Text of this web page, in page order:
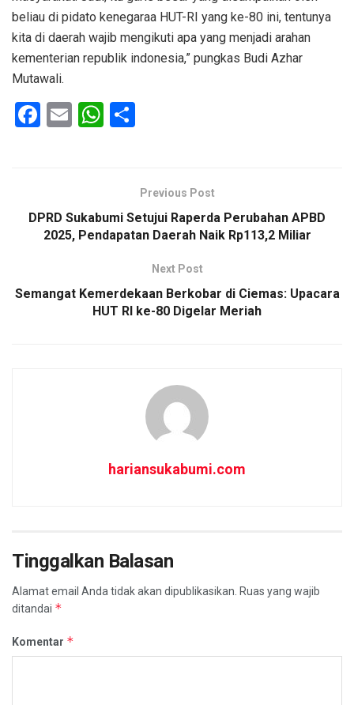
beliau di pidato kenegaraa HUT-RI yang ke-80 ini, tentunya
kita di daerah wajib mengikuti apa yang menjadi arahan
kementerian republik indonesia,” pungkas Budi Azhar
Mutawali.
F
o
o
E
W
A
p
ePrevious Post
DPRD Sukabumi Setujui Raperda Perubahan APBD
2025, Pendapatan Daerah Naik Rp113,2 Miliar
Next Post
Semangat Kemerdekaan Berkobar di Ciemas: Upacara
HUT RI ke-80 Digelar Meriah
hariansukabumi.com
Tinggalkan Balasan
Alamat email Anda tidak akan dipublikasikan. Ruas yang wajib
ditandai *
Komentar *